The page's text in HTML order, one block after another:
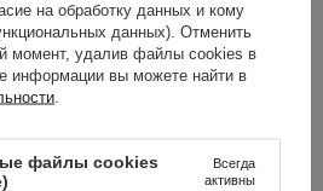
также
на обработку данных и кому
данных). Отменить
момент, удалив файлы cookies в
информации вы можете найти в
файлы cookies
Всегда
активны